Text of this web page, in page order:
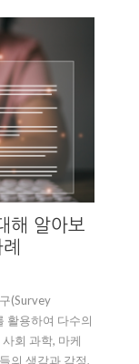
해 알아보
(Survey
활용하여 다수의
회 과학, 마케
의 생각과 감정,